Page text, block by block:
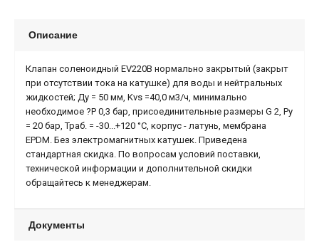
Описание
Клапан соленоидный EV220B нормально закрытый (закрыт
при отсутствии тока на катушке) для воды и нейтральных
жидкостей; Ду = 50 мм, Kvs =40,0 м3/ч, минимально
необходимое ?Р 0,3 бар, присоединительные размеры G 2, Ру
= 20 бар, Траб. = -30...+120 °С, корпус - латунь, мембрана
EPDM. Без электромагнитных катушек. Приведена
стандартная скидка. По вопросам условий поставки,
технической информации и дополнительной скидки
обращайтесь к менеджерам.
Документы